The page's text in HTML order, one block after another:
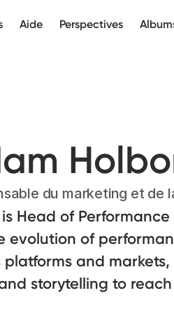
Aide Perspectives
du marketing et de
Head of Performance
evolution of
platforms and
storytelling to